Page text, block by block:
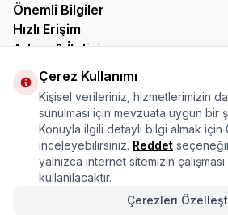
Önemli Bilgiler
Hızlı Erişim
Adres & İletişim
Adres
Mercimektepe Mahallesi 51007 Sokak
No:45/B\nONİKİŞUBAT/
Telefon
08505321048
E-Posta
bilgi@marasmarket.com
PlayStore
Çerez Kullanımı
Kişisel verileriniz, hizmetlerimizin
sunulması için mevzuata uygun bir
Konuyla ilgili detaylı bilgi almak için
inceleyebilirsiniz. Reddet
yalnızca internet sitemizin
kullanılacaktır.
Çerezleri